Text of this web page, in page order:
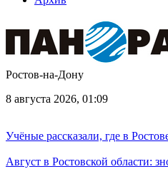
Ростов-на-Дону
8 августа 2026, 01:09
Учёные рассказали, где в
Август в Ростовской области: